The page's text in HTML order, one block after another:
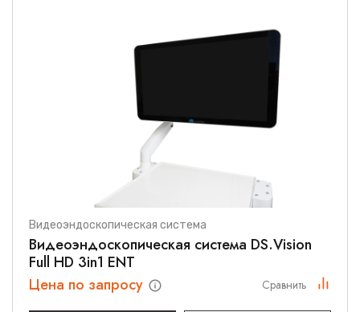
Видеоэндоскопическая система
Видеоэндоскопическая система DS.Vision
Full HD 3in1 ENT
Цена по запросу
Сравнить